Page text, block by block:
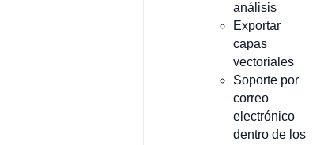
análisis
Exportar
capas
vectoriales
Soporte por
correo
electrónico
dentro de los